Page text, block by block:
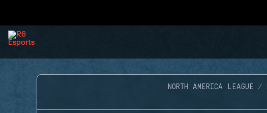
NORTH AMERICA LEAGUE